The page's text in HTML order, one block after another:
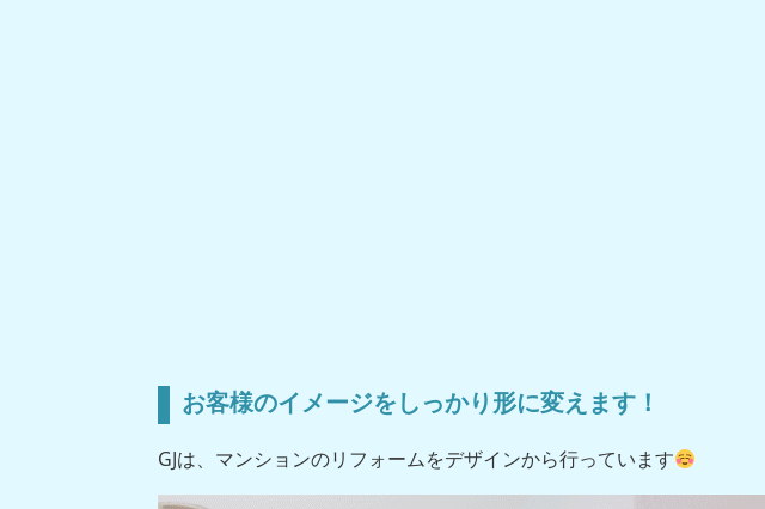
お客様のイメージをしっかり形に変えます！
GJは、マンションのリフォームをデザインから行っています